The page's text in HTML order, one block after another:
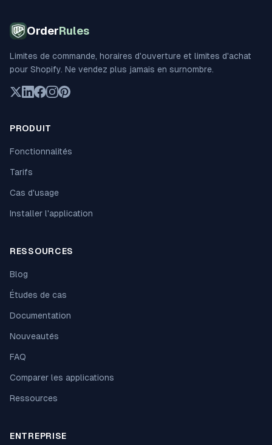
OrderRules
Limites de commande, horaires d'ouverture et limites d'achat
pour Shopify. Ne vendez plus jamais en surnombre.
PRODUIT
Fonctionnalités
Tarifs
Cas d'usage
Installer l'application
RESSOURCES
Blog
Études de cas
Documentation
Nouveautés
FAQ
Comparer les applications
Ressources
ENTREPRISE